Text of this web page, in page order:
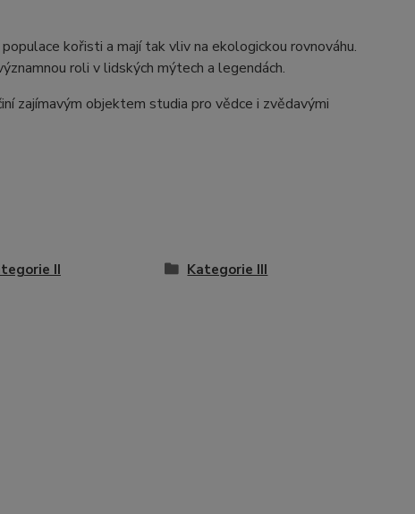
kořisti a mají tak vliv na ekologickou rovnováhu.
roli v lidských mýtech a legendách.
zajímavým objektem studia pro vědce i zvědavými
II Kategorie III